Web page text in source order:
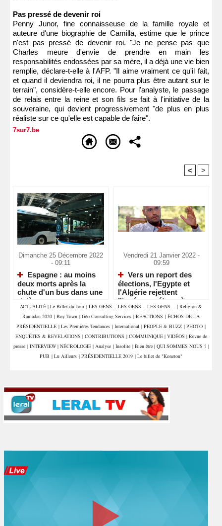
Pas pressé de devenir roi
Penny Junor, fine connaisseuse de la famille royale et
auteure d'une biographie de Camilla, estime que le prince
n'est pas pressé de devenir roi. "Je ne pense pas que
Charles meure d'envie de prendre en main les
responsabilités endossées par sa mère, il a déjà une vie bien
remplie, déclare-t-elle à l'AFP. "Il aime vraiment ce qu'il fait,
et quand il deviendra roi, il ne pourra plus être autant sur le
terrain", considère-t-elle encore. Pour l'analyste, le passage
de relais entre la reine et son fils se fait à l'initiative de la
souveraine, qui devient progressivement "de plus en plus
réaliste sur ce qu'elle est capable de faire".
7sur7.be
< >
Dimanche 25 Décembre 2022
- 09:11
Espagne : au moins
deux morts après la
chute d'un bus dans une
rivière
Vendredi 21 Janvier 2022 -
09:59
Vers un report des
élections, l'Egypte et
l'Algérie rejettent
l'ingérence étrangère en
Libye
ACTUALITÉ | Le Billet du Jour | LES GENS... LES GENS... LES GENS... | Religion &
Ramadan 2020 | Boy Town | Géo Consulting Services | REACTIONS | ÉCHOS DE LA
PRÉSIDENTIELLE | Les Premières Tendances | International | PEOPLE & BUZZ | PHOTO |
ENQUÊTES & REVELATIONS | CONTRIBUTIONS | COMMUNIQUE | VIDÉOS | Revue de
presse | INTERVIEW | NÉCROLOGIE | Analyse | Insolite | Bien être | QUI SOMMES NOUS ? |
PUB | Lu Ailleurs | PRÉSIDENTIELLE 2019 | Le billet de "Konetou"